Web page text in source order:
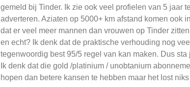
gemeld bij Tinder. Ik zie ook veel profielen van 5 jaar
adverteren. Aziaten op 5000+ km afstand komen ook
dat er veel meer mannen dan vrouwen op Tinder
en echt? Ik denk dat de praktische verhouding nog
tegenwoordig best 95/5 regel van kan maken. Dus
Ik denk dat die gold /platinium / unobtanium
hopen dan betere kansen te hebben maar het lost niks